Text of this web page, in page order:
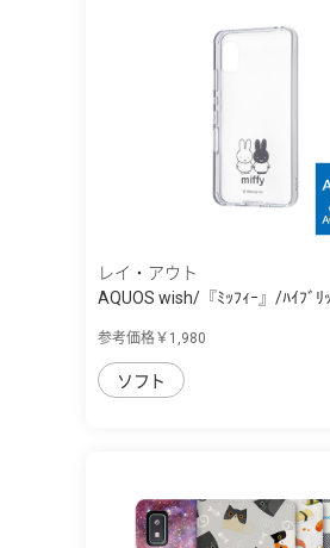
レイ・アウト
AQUOS wish/『ﾐｯﾌｨｰ』/ﾊｲﾌﾞﾘ
参考価格￥1,980
ソフト